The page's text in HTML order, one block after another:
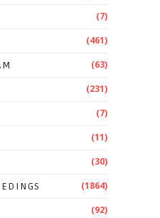
(7)
(461)
(63)
(231)
(7)
(11)
(30)
(1864)
(92)